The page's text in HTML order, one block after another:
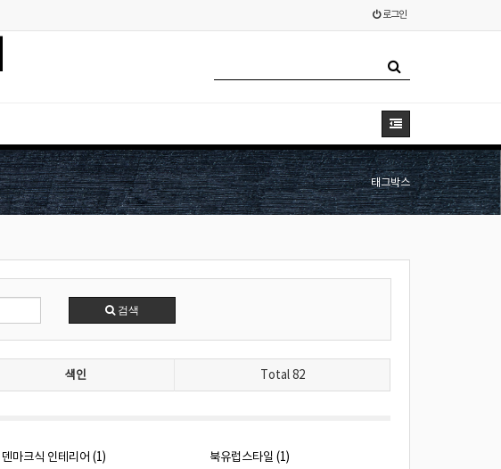
로그인
태그박스
검색
색인 Total 82
덴마크식 인테리어 (1)
북유럽스타일 (1)